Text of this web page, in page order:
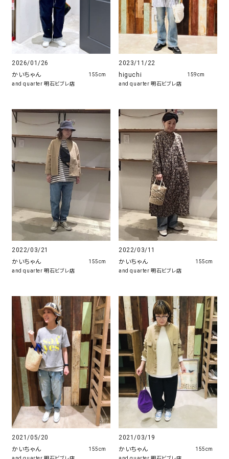
2026/01/26
かいちゃん
and quarter 明石ビブレ店
155cm
2023/11/22
higuchi
and quarter 明石ビブレ店
159cm
2022/03/21
かいちゃん
and quarter 明石ビブレ店
155cm
2022/03/11
かいちゃん
and quarter 明石ビブレ店
155cm
2021/05/20
かいちゃん
155cm
2021/03/19
かいちゃん
155cm